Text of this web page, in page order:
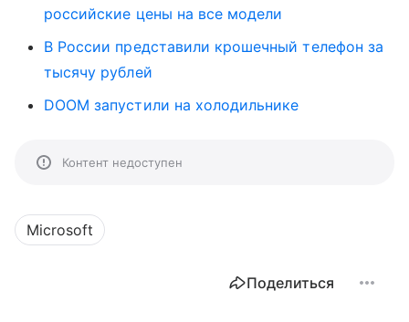
российские цены на все модели
В России представили крошечный телефон за
тысячу рублей
DOOM запустили на холодильнике
Контент недоступен
Microsoft
Поделиться